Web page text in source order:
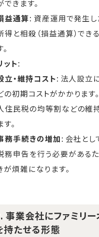
できます。
益通算: 資産運用で発生し
得と相殺（損益通算）でき
ット:
立・維持コスト: 法人設立
の初期コストがかかります
住民税の均等割などの維
す。
務手続きの増加: 会社と
務申告を行う必要がある
が煩雑になります。
事業会社にファミリー
持たせる形態